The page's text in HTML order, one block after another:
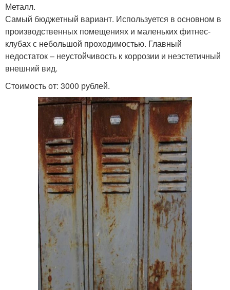
Металл.
Самый бюджетный вариант. Используется в основном в
производственных помещениях и маленьких фитнес-
клубах с небольшой проходимостью. Главный
недостаток – неустойчивость к коррозии и неэстетичный
внешний вид.
Стоимость от: 3000 рублей.